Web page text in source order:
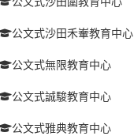
公文式沙田禾輋教育中心
公文式無限教育中心
公文式誠駿教育中心
公文式雅典教育中心